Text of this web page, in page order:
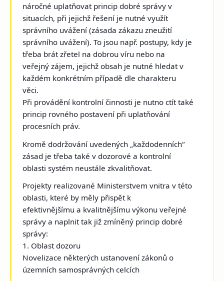
náročné uplatňovat princip dobré správy v
situacích, při jejichž řešení je nutné využít
správního uvážení (zásada zákazu zneužití
správního uvážení). To jsou např. postupy, kdy je
třeba brát zřetel na dobrou víru nebo na
veřejný zájem, jejichž obsah je nutné hledat v
každém konkrétním případě dle charakteru
věci.
Při provádění kontrolní činnosti je nutno ctít také
princip rovného postavení při uplatňování
procesních práv.
Kromě dodržování uvedených „každodenních“
zásad je třeba také v dozorové a kontrolní
oblasti systém neustále zkvalitňovat.
Projekty realizované Ministerstvem vnitra v této
oblasti, které by měly přispět k
efektivnějšímu a kvalitnějšímu výkonu veřejné
správy a naplnit tak již zmíněný princip dobré
správy:
1. Oblast dozoru
Novelizace některých ustanovení zákonů o
územních samosprávných celcích